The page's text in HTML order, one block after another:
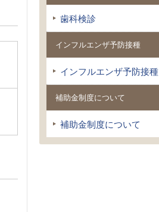
歯科検診
インフルエンザ予防接種
インフルエンザ予防接種
補助金制度について
補助金制度について